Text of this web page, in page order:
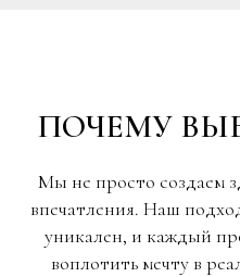
ПОЧЕМУ
Мы не просто создаем
впечатления. Наш
уникален, и каждый
воплотить мечту в